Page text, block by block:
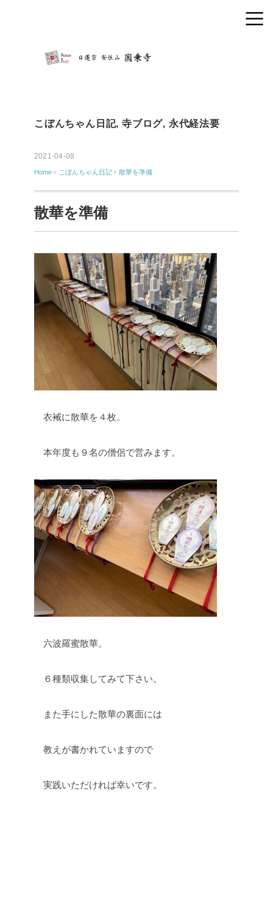
こぼんちゃん日記,寺ブログ, 永代経法要
2021-04-08
Home › こぼんちゃん日記 › 散華を準備
散華を準備
衣裓に散華を４枚。
本年度も９名の僧侶で営みます。
六波羅蜜散華。
６種類収集してみて下さい。
また手にした散華の裏面には
教えが書かれていますので
実践いただければ幸いです。